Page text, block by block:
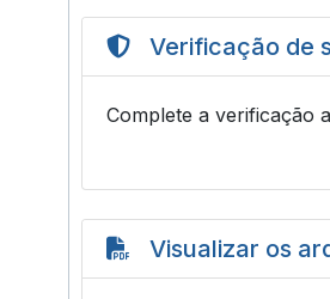
Verificação de
Complete a verificação
Visualizar os